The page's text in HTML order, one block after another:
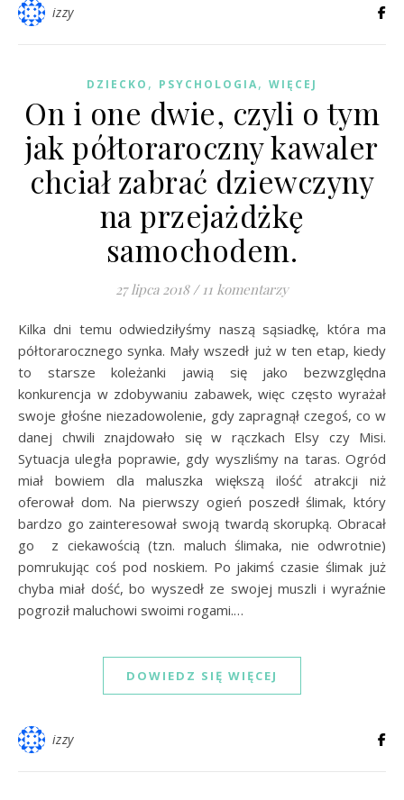
izzy
DZIECKO , PSYCHOLOGIA, WIĘCEJ
On i one dwie, czyli o tym
jak półtoraroczny kawaler
chciał zabrać dziewczyny
na przejażdżkę
samochodem.
27 lipca 2018 / 11 komentarzy
Kilka dni temu odwiedziłyśmy naszą sąsiadkę, która ma
półtorarocznego synka. Mały wszedł już w ten etap, kiedy
to starsze koleżanki jawią się jako bezwzględna
konkurencja w zdobywaniu zabawek, więc często wyrażał
swoje głośne niezadowolenie, gdy zapragnął czegoś, co w
danej chwili znajdowało się w rączkach Elsy czy Misi.
Sytuacja uległa poprawie, gdy wyszliśmy na taras. Ogród
miał bowiem dla maluszka większą ilość atrakcji niż
oferował dom. Na pierwszy ogień poszedł ślimak, który
bardzo go zainteresował swoją twardą skorupką. Obracał
go z ciekawością (tzn. maluch ślimaka, nie odwrotnie)
pomrukując coś pod noskiem. Po jakimś czasie ślimak już
chyba miał dość, bo wyszedł ze swojej muszli i wyraźnie
pogroził maluchowi swoimi rogami.…
DOWIEDZ SIĘ WIĘCEJ
izzy